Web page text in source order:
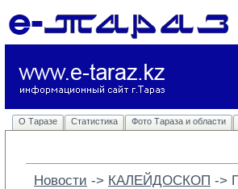
О Таразе Статистика Фото Тараза и области
Новости -> КАЛЕЙДОСКОП ->